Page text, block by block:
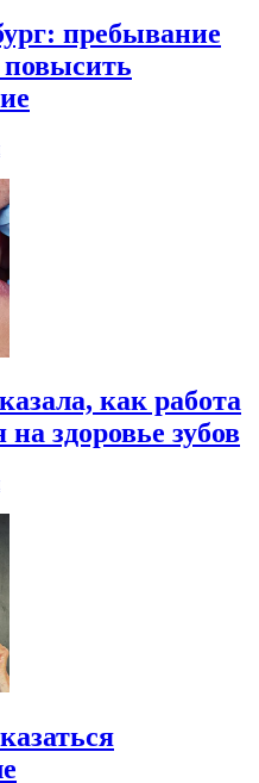
пребывание
как работа
здоровье зубов